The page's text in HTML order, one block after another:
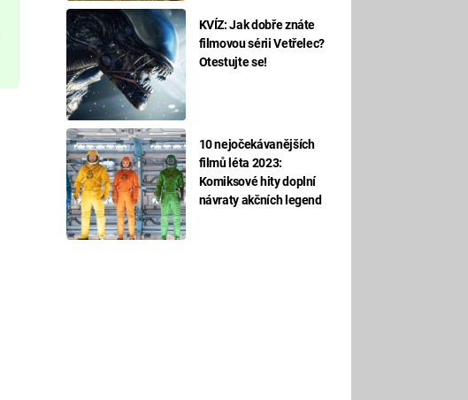
KVÍZ: Jak dobře znáte
filmovou sérii Vetřelec?
Otestujte se!
10 nejočekávanějších
filmů léta 2023:
Komiksové hity doplní
návraty akčních legend